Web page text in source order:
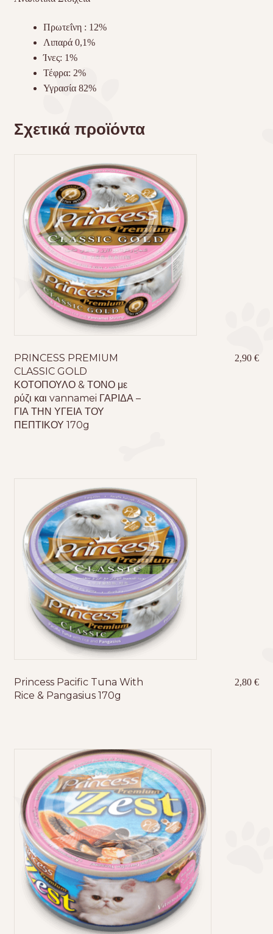
Πρωτεΐνη : 12%
Λιπαρά 0,1%
Ίνες: 1%
Τέφρα: 2%
Υγρασία 82%
Σχετικά προϊόντα
PRINCESS PREMIUM
CLASSIC GOLD
ΚΟΤΟΠΟΥΛΟ & ΤΟΝΟ με
ρύζι και vannamei ΓΑΡΙΔΑ –
ΓΙΑ ΤΗΝ ΥΓΕΙΑ ΤΟΥ
ΠΕΠΤΙΚΟΥ 170g
2,90€
Princess Pacific Tuna With
Rice & Pangasius 170g
2,80€